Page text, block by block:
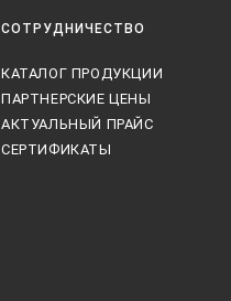
СОТРУДНИЧЕСТВО
КАТАЛОГ ПРОДУКЦИИ
ПАРТНЕРСКИЕ ЦЕНЫ
АКТУАЛЬНЫЙ ПРАЙС
СЕРТИФИКАТЫ